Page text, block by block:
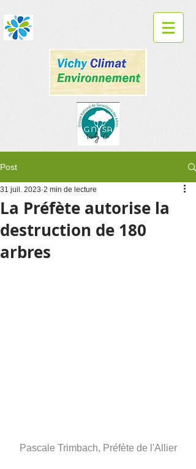
Post
La Préfète autorise la
destruction de 180
arbres
31 juil. 2023 2 min de lecture
Pascale Trimbach, Préfète de l'Allier